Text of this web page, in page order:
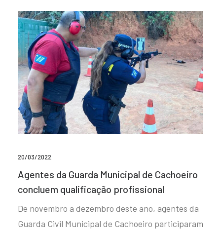
20/03/2022
Agentes da Guarda Municipal de Cachoeiro
concluem qualificação profissional
De novembro a dezembro deste ano, agentes da
Guarda Civil Municipal de Cachoeiro participaram